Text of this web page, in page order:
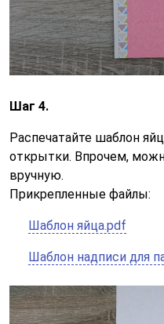
Шаг 4.
Распечатайте шаблон
открытки. Впрочем,
вручную.
Прикрепленные файлы:
Шаблон яйца.pdf
Шаблон надписи для